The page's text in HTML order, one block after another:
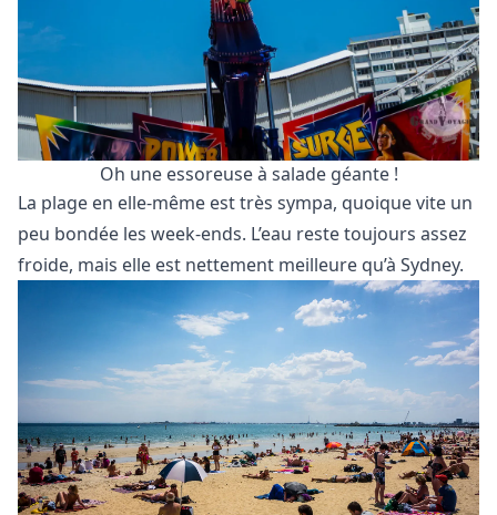
Oh une essoreuse à salade géante !
La plage en elle-même est très sympa, quoique vite un
peu bondée les week-ends. L’eau reste toujours assez
froide, mais elle est nettement meilleure qu’à Sydney.